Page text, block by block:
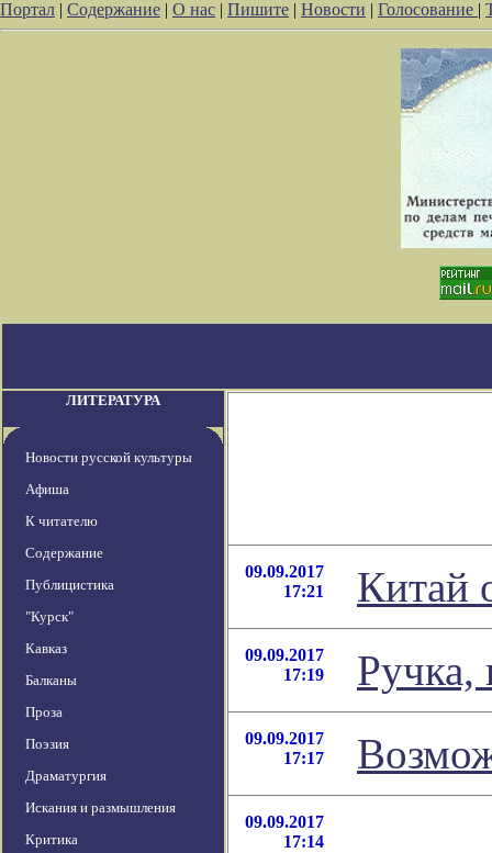
Портал | Содержание | О нас | Пишите | Новости | Голосование |
ЛИТЕРАТУРА
Новости русской культуры
Афиша
К читателю
Содержание
Публицистика
"Курск"
Кавказ
Балканы
Проза
Поэзия
Драматургия
Искания и размышления
Критика
09.09.2017
17:21
Китай
09.09.2017
17:19
Ручка,
09.09.2017
17:17
09.09.2017
17:14